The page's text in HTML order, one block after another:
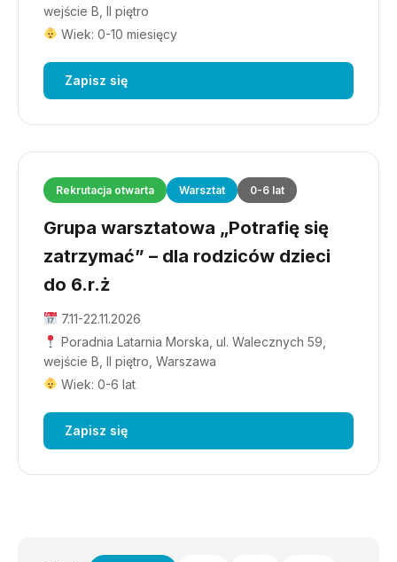
wejście B, II piętro
Wiek: 0-10 miesięcy
Zapisz się
Rekrutacja otwarta Warsztat 0-6 lat
Grupa warsztatowa „Potrafię się
zatrzymać” – dla rodziców dzieci
do 6.r.ż
7.11-22.11.2026
Poradnia Latarnia Morska, ul. Walecznych 59,
wejście B, II piętro, Warszawa
Wiek: 0-6 lat
Zapisz się